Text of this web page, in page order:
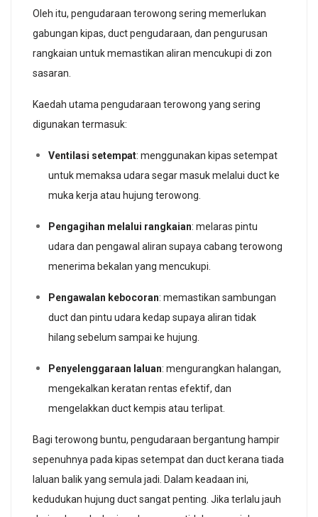
Oleh itu, pengudaraan terowong sering memerlukan
gabungan kipas, duct pengudaraan, dan pengurusan
rangkaian untuk memastikan aliran mencukupi di zon
sasaran.
Kaedah utama pengudaraan terowong yang sering
digunakan termasuk:
Ventilasi setempat: menggunakan kipas setempat
untuk memaksa udara segar masuk melalui duct ke
muka kerja atau hujung terowong.
Pengagihan melalui rangkaian: melaras pintu
udara dan pengawal aliran supaya cabang terowong
menerima bekalan yang mencukupi.
Pengawalan kebocoran: memastikan sambungan
duct dan pintu udara kedap supaya aliran tidak
hilang sebelum sampai ke hujung.
Penyelenggaraan laluan: mengurangkan halangan,
mengekalkan keratan rentas efektif, dan
mengelakkan duct kempis atau terlipat.
Bagi terowong buntu, pengudaraan bergantung hampir
sepenuhnya pada kipas setempat dan duct kerana tiada
laluan balik yang semula jadi. Dalam keadaan ini,
kedudukan hujung duct sangat penting. Jika terlalu jauh